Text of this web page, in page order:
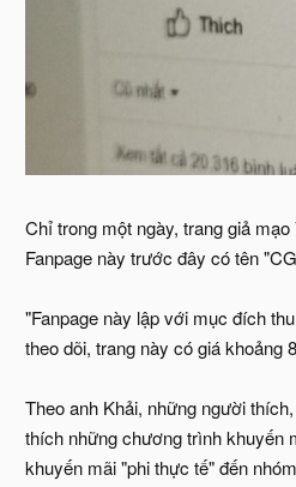
Chỉ trong một ngày, trang giả
Fanpage này trước đây có tên
"Fanpage này lập với mục đích
theo dõi, trang này có giá khoảng
Theo anh Khải, những người
thích những chương trình khuyến
khuyến mãi "phi thực tế" đến